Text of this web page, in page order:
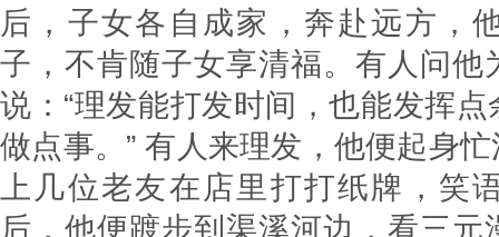
后，子女各自成家，奔赴远方，
子，不肯随子女享清福。有人问他
说：“理发能打发时间，也能发挥
做点事。” 有人来理发，他便起身
上几位老友在店里打打纸牌，笑
后，他便踱步到渠溪河边，看三元